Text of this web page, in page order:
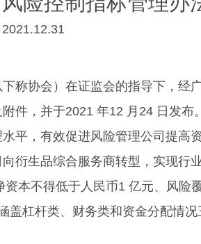
称协会）在证监会的指导下，经
件，并于2021 年12 月24 日发布
平，有效促进风险管理公司提高
衍生品综合服务商转型，实现行业
本不得低于人民币1 亿元、风险
杠杆类、财务类和资金分配情